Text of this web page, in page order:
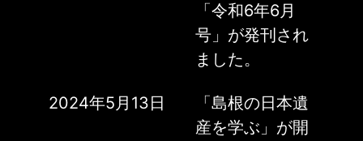
「令和6年6月
号」が発刊され
ました。
2024年5月13日
「島根の日本遺
産を学ぶ」が開